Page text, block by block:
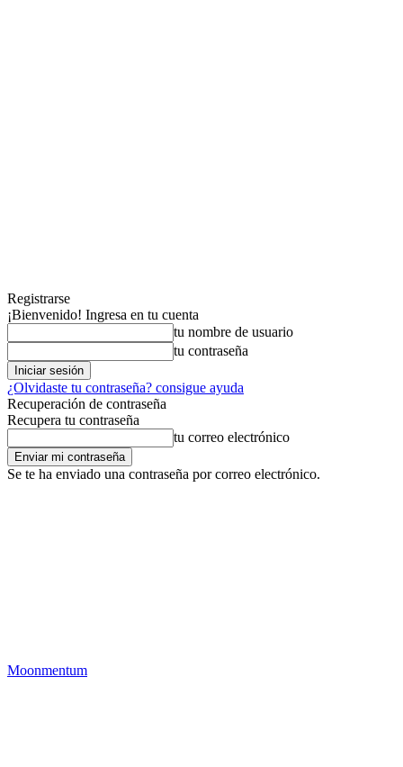
Registrarse
¡Bienvenido! Ingresa en tu cuenta
tu nombre de usuario
tu contraseña
¿Olvidaste tu contraseña? consigue ayuda
Recuperación de contraseña
Recupera tu contraseña
tu correo electrónico
Se te ha enviado una contraseña por correo electrónico.
Moonmentum